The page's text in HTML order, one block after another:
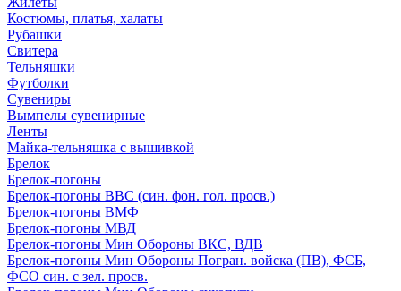
Костюмы, платья, халаты
Рубашки
Свитера
Тельняшки
Футболки
Сувениры
Вымпелы сувенирные
Ленты
Майка-тельняшка с вышивкой
Брелок
Брелок-погоны
Брелок-погоны ВВС (син. фон. гол. просв.)
Брелок-погоны ВМФ
Брелок-погоны МВД
Брелок-погоны Мин Обороны ВКС, ВДВ
Брелок-погоны Мин Обороны Погран. войска (ПВ), ФСБ,
ФСО син. с зел. просв.